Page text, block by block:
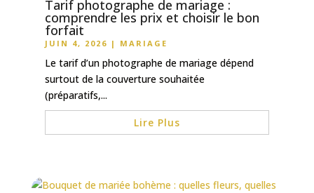
Tarif photographe de mariage :
comprendre les prix et choisir le bon
forfait
JUIN 4, 2026 | MARIAGE
Le tarif d’un photographe de mariage dépend
surtout de la couverture souhaitée
(préparatifs,...
Lire Plus